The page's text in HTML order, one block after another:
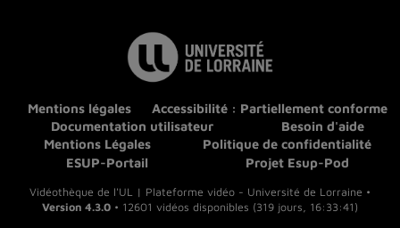
Mentions légales
Accessibilité : Partiellement conforme
Documentation utilisateur
Besoin d'aide
Mentions Légales
Politique de confidentialité
ESUP-Portail
Projet Esup-Pod
Vidéothèque de l'UL | Plateforme vidéo - Université de Lorraine •
Version 4.3.0 • 12601 vidéos disponibles (319 jours, 16:33:41)